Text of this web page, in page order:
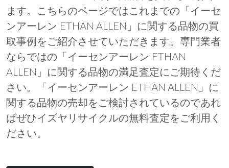
ます。こちらのページではこれまでの「イーセ
ンアーレン ETHAN ALLEN」に関する品物の買
取事例をご紹介させていただきます。専門業者
ならではの「イーセンアーレン ETHAN
ALLEN」に関する品物の満足査定にご期待くだ
さい。「イーセンアーレン ETHAN ALLEN」に
関する品物の売却をご検討されているのであれ
ばぜひイズヤリサイクルの無料査定をご利用く
ださい。